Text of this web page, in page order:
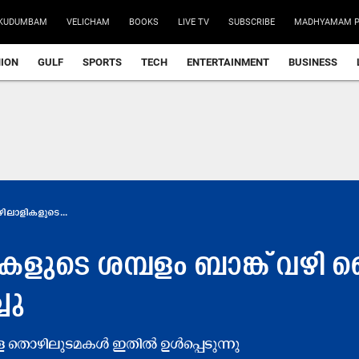
VELICHAM BOOKS LIVE TV SUBSCRIBE MADHYAMAM
GULF SPORTS TECH ENTERTAINMENT BUSINESS
ശമ്പളം ബാങ്ക് വഴി
തൊഴിലുടമകൾ ഇതിൽ ഉൾപ്പെടുന്നു